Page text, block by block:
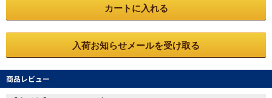
カートに入れる
入荷お知らせメールを受け取る
商品レビュー